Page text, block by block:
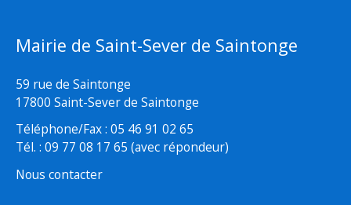
Mairie de Saint-Sever de Saintonge
59 rue de Saintonge
17800 Saint-Sever de Saintonge
Téléphone/Fax : 05 46 91 02 65
Tél. : 09 77 08 17 65 (avec répondeur)
Nous contacter